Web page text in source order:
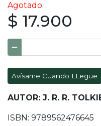
Agotado.
$ 17.900
Avísame Cuando LLegue
AUTOR: J. R. R.
ISBN: 9789562476645